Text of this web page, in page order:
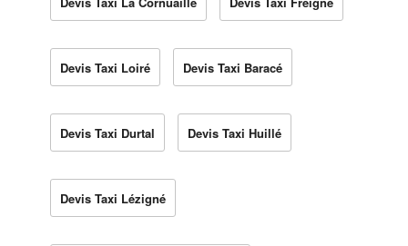
Devis Taxi Loiré Devis Taxi Baracé
Devis Taxi Durtal Devis Taxi Huillé
Devis Taxi Lézigné